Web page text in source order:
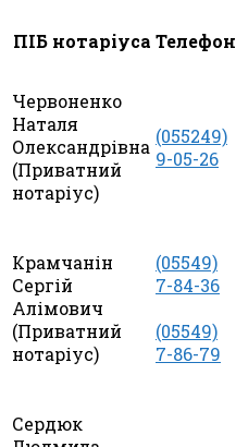
ПІБ нотаріуса Телефон
Червоненко
Наталя
Олександрівна
(Приватний
нотаріус)
(055249)
9-05-26
Крамчанін
Сергій
Алімович
(Приватний
нотаріус)
(05549)
7-84-36
(05549)
7-86-79
Сердюк